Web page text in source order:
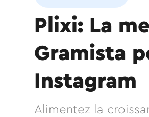
Plixi: La
Gramista
Instagram
Alimentez la